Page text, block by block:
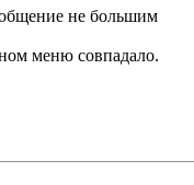
не большим
меню совпадало.